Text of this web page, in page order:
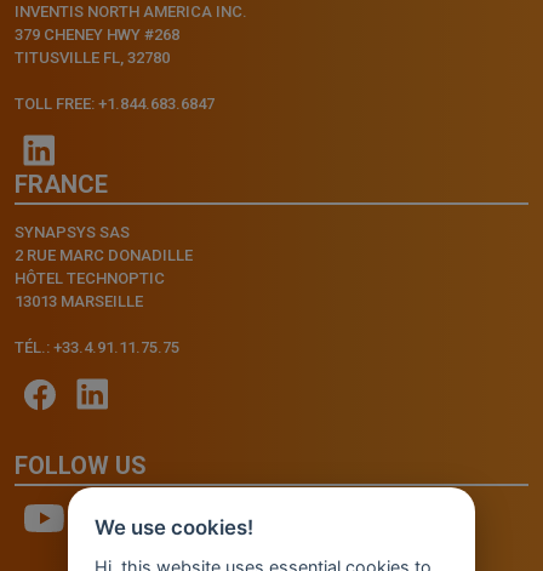
INVENTIS NORTH AMERICA INC.
379 CHENEY HWY #268
TITUSVILLE FL, 32780
TOLL FREE: +1.844.683.6847
FRANCE
SYNAPSYS SAS
2 RUE MARC DONADILLE
HÔTEL TECHNOPTIC
13013 MARSEILLE
TÉL.: +33.4.91.11.75.75
FOLLOW US
We use cookies!
Hi, this website uses essential cookies to